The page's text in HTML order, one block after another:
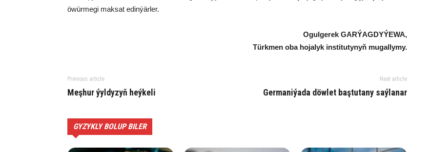
öwür­me­gi mak­sat edin­ýär­ler.
Ogul­ge­rek GAR­ÝAG­DY­ÝE­WA,
Türk­men oba ho­ja­lyk ins­ti­tu­ty­nyň mu­gal­ly­my.
Previous article
Meşhur ýyldyzyň heýkeli
Next article
Germaniýada döwlet baştutany saýlanar
GYZYKLY BOLUP BILER